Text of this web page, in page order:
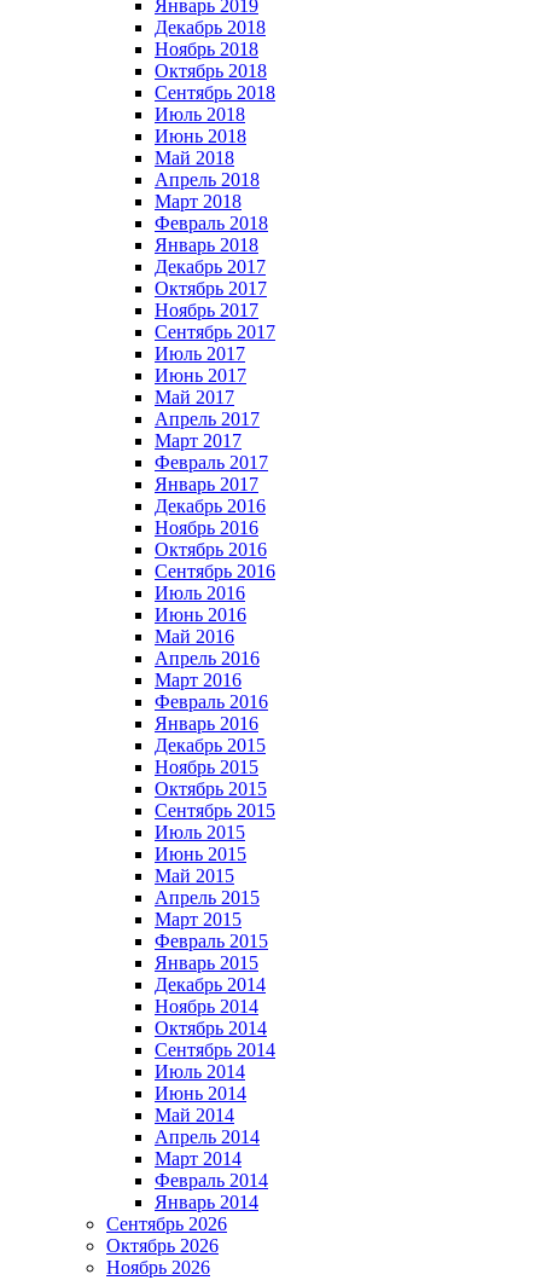
Январь 2019
Декабрь 2018
Ноябрь 2018
Октябрь 2018
Сентябрь 2018
Июль 2018
Июнь 2018
Май 2018
Апрель 2018
Март 2018
Февраль 2018
Январь 2018
Декабрь 2017
Октябрь 2017
Ноябрь 2017
Сентябрь 2017
Июль 2017
Июнь 2017
Май 2017
Апрель 2017
Март 2017
Февраль 2017
Январь 2017
Декабрь 2016
Ноябрь 2016
Октябрь 2016
Сентябрь 2016
Июль 2016
Июнь 2016
Май 2016
Апрель 2016
Март 2016
Февраль 2016
Январь 2016
Декабрь 2015
Ноябрь 2015
Октябрь 2015
Сентябрь 2015
Июль 2015
Июнь 2015
Май 2015
Апрель 2015
Март 2015
Февраль 2015
Январь 2015
Декабрь 2014
Ноябрь 2014
Октябрь 2014
Сентябрь 2014
Июль 2014
Июнь 2014
Май 2014
Апрель 2014
Март 2014
Февраль 2014
Январь 2014
Сентябрь 2026
Октябрь 2026
Ноябрь 2026